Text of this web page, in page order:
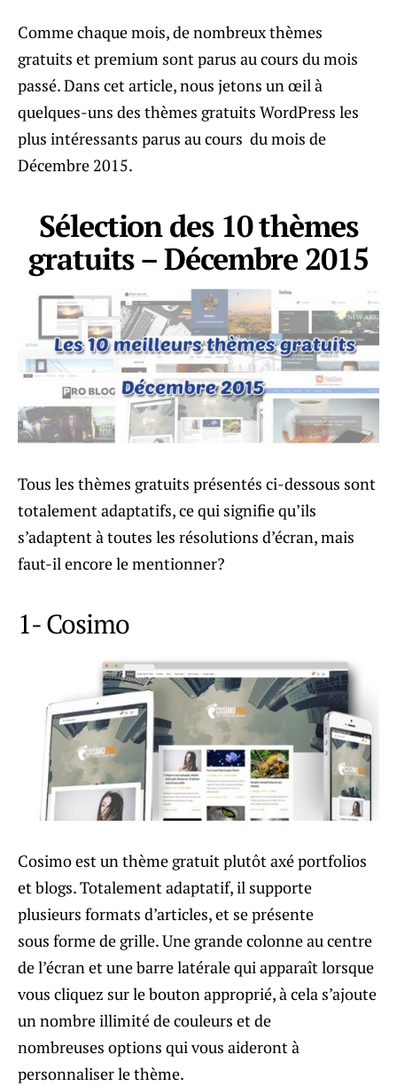
Comme chaque mois, de nombreux thèmes
gratuits et premium sont parus au cours du mois
passé. Dans cet article, nous jetons un œil à
quelques-uns des thèmes gratuits WordPress les
plus intéressants parus au cours du mois de
Décembre 2015.
Sélection des 10 thèmes
gratuits – Décembre 2015
Tous les thèmes gratuits présentés ci-dessous sont
totalement adaptatifs, ce qui signifie qu’ils
s’adaptent à toutes les résolutions d’écran, mais
faut-il encore le mentionner?
1- Cosimo
Cosimo est un thème gratuit plutôt axé portfolios
et blogs. Totalement adaptatif, il supporte
plusieurs formats d’articles, et se présente
sous forme de grille. Une grande colonne au centre
de l’écran et une barre latérale qui apparaît lorsque
vous cliquez sur le bouton approprié, à cela s’ajoute
un nombre illimité de couleurs et de
nombreuses options qui vous aideront à
personnaliser le thème.